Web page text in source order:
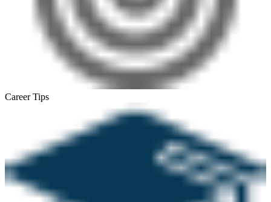
Career Tips